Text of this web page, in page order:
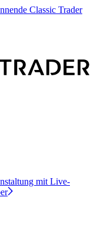
Classic Trader
mit Live-